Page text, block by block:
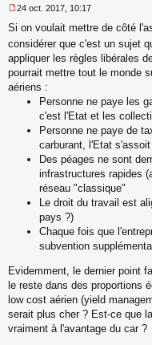
e
s
a
g
e
24 oct. 2017, 10:17
Si on voulait mettre de côté
considérer que c'est un sujet
appliquer les règles libérales
pourrait mettre tout le monde
aériens :
Personne ne paye les
c'est l'Etat et les
Personne ne paye de
carburant, l'Etat
Des péages ne sont
infrastructures rapides
réseau "classique"
Le droit du travail est
pays ?)
Chaque fois que
subvention
Evidemment, le dernier point
le reste dans des proportions
low cost aérien (yield
serait plus cher ? Est-ce que
vraiment à l'avantage du car ?